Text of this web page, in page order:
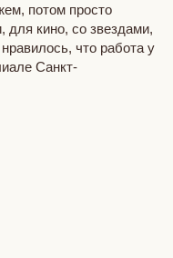
потом просто
для кино, со звездами,
что работа у
Санкт-